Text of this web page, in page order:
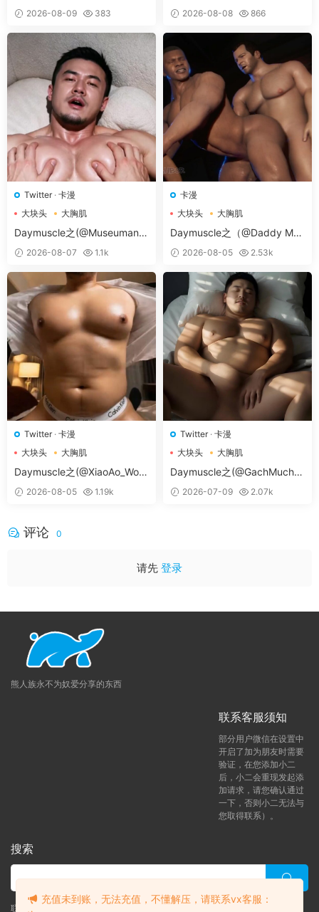
常见问题解决方案
本网站为一次付费全站免费模式。
♥无法获取邮箱验证码：如修改密码时无法收到邮箱
信息，请手动登陆您的邮箱后刷新一下，或者联系微
信客服（tianyouwuwang）后台帮您修改。
面，或者到付款页顶上「订单查询」进行查询。
♥解压方法：
载时，请务必全部下载下来后解压第一个压缩包即
可，文件下载后务必阅读「点击下载」下方的文字。
♥解压密码：
压缩包使用了最新的RAR4和Z7压缩
这款软件压缩的。如
果你无法解压可以尝试使用这个软件解压。Mac电脑
请尝试使用RAR自带修复功
缩，请下载支持H256格式播放器
这里小编给大家准备了一些好用的软件工具，你们可
以用来方便的处理下载下来的文件（软件工具）
a Honpo (Chabashira Tateki
chi)] – Papa Naoto & Papa T
omoyuki）（204MB）
2026-08-09 383
@BBb）
2026-08-08 866
Twitter· 卡漫
大块头
大胸肌
大胸肌肉男
Daymuscle之(@Museumans-
@Museuman）
2026-08-07 1.1k
卡漫
大块头
大胸肌
大胸肌肉男
Daymuscle之（@Daddy May
Love v.17d ANDROID-卡漫）
（27.8MB）
2026-08-05 2.53k
Twitter· 卡漫
大块头
大胸肌
大胸肌肉男
Daymuscle之(@XiaoAo_Worl
d-@XiaoAo.art）
2026-08-05 1.19k
Twitter· 卡漫
大块头
大胸肌
大胸肌肉男
Daymuscle之(@GachMuch4
U-@Asian Bears）
2026-07-09 2.07k
评论 0
请先 登录
熊人族永不为奴爱分享的东西
联系客服须知
部分用户微信在设置中
开启了加为朋友时需要
验证，在您添加小二
后，小二会重现发起添
加请求，请您确认通过
一下，否则小二无法与
您取得联系）。
搜索
联系客服 (添加后告诉客服-来自熊人族咨询问题)
充值未到账，无法充值，不懂解压，请联系vx客服：